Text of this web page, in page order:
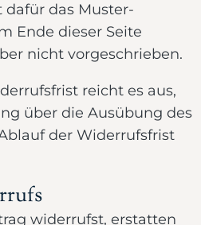
das Muster-
Ende dieser Seite
nicht vorgeschrieben.
reicht es aus,
über die Ausübung des
der Widerrufsfrist
widerrufst, erstatten